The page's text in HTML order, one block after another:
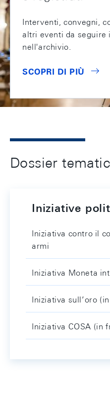
Interventi, convegni,
altri eventi da seguire
nell'archivio.
SCOPRI DI PIÙ
Dossier
Iniziative
Iniziativa contro il
armi
Iniziativa Moneta
Iniziativa sull’oro
Iniziativa COSA (in